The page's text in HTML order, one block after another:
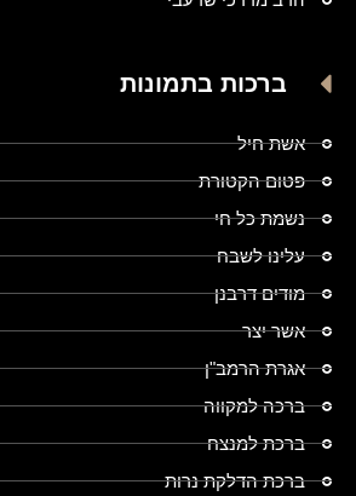
ברכות בתמונות
אשת חיל
פטום הקטורת
נשמת כל חי
עלינו לשבח
מודים דרבנן
אשר יצר
אגרת הרמב"ן
ברכה למקווה
ברכת למנצח
ברכת הדלקת נרות